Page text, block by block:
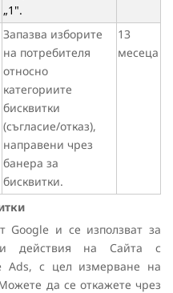
„1".
Запазва изборите
на потребителя
относно
категориите
бисквитки
(съгласие/отказ),
направени чрез
банера за
бисквитки.
13
месеца
Google и се използват за
действия на Сайта с
Ads, с цел измерване на
да се откажете чрез